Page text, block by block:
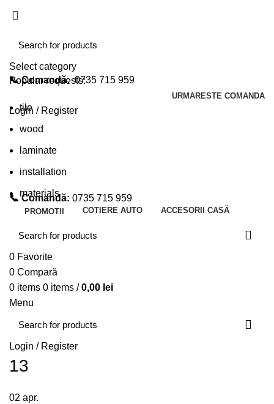
📞 Comandă:0735 715 959
URMARESTE COMANDA
Login / Register
📞 Comandă: 0735 715 959
PROMOTII COTIERE AUTO ACCESORII CASĂ
0 Favorite
0 Compară
0 items 0 items / 0,00 lei
Menu
Login / Register
13
02 apr.
Select category
Popular requests:
tile
wood
laminate
installation
materials